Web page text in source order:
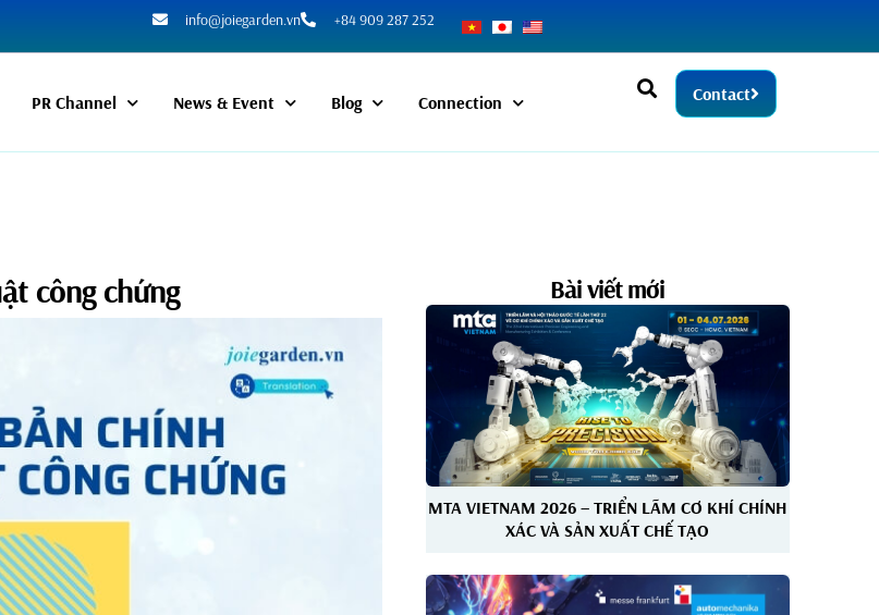
info@joiegarden.vn +84 909 287 252
PR Channel News & Event Blog Connection Contact
công chứng Bài viết mới
MTA VIETNAM 2026 – TRIỂN LÃM CƠ KHÍ CHÍNH
XÁC VÀ SẢN XUẤT CHẾ TẠO